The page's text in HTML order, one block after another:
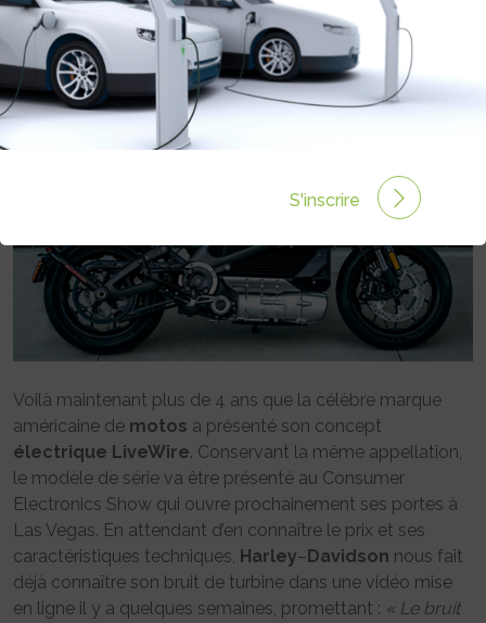
Rédigé par Philippe Schwoerer le 03 Jan 2019 à 00:00
0 commentaires
Voilà maintenant plus de 4 ans que la célèbre marque
américaine de motos a présenté son concept
électrique LiveWire. Conservant la même appellation,
le modèle de série va être présenté au Consumer
Electronics Show qui ouvre prochainement ses portes à
Las Vegas. En attendant d’en connaître le prix et ses
caractéristiques techniques, Harley–Davidson nous fait
déjà connaître son bruit de turbine dans une vidéo mise
en ligne il y a quelques semaines, promettant : « Le bruit
S'inscrire